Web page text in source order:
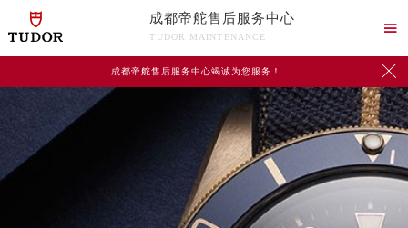
成都帝舵售后服务中心
TUDOR MAINTENANCE

成都帝舵售后服务中心竭诚为您服务！ 